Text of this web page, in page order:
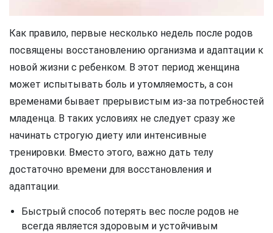
Как правило, первые несколько недель после родов
посвящены восстановлению организма и адаптации к
новой жизни с ребенком. В этот период женщина
может испытывать боль и утомляемость, а сон
временами бывает прерывистым из-за потребностей
младенца. В таких условиях не следует сразу же
начинать строгую диету или интенсивные
тренировки. Вместо этого, важно дать телу
достаточно времени для восстановления и
адаптации.
Быстрый способ потерять вес после родов не
всегда является здоровым и устойчивым